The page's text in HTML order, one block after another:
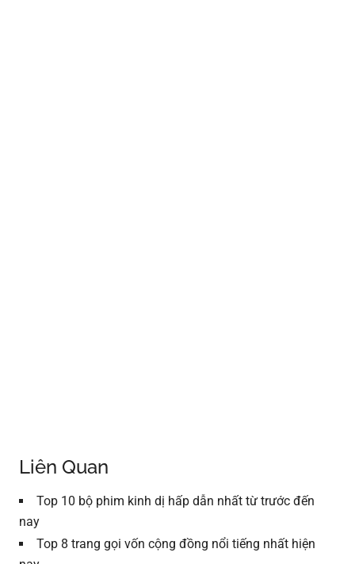
Liên Quan
Top 10 bộ phim kinh dị hấp dẫn nhất từ trước đến
nay
Top 8 trang gọi vốn cộng đồng nổi tiếng nhất hiện